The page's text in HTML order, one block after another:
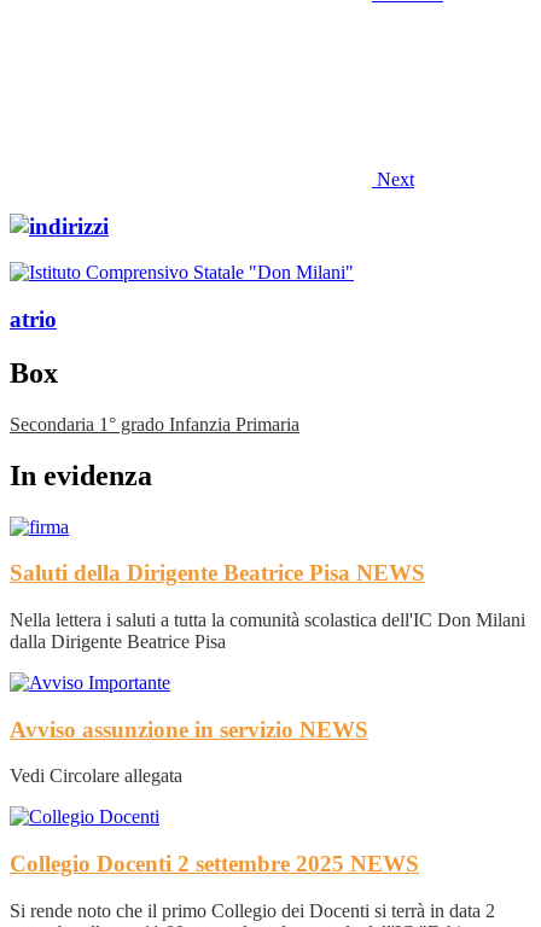
Next
atrio
Box
Secondaria 1° grado Infanzia Primaria
In evidenza
Saluti della Dirigente Beatrice Pisa NEWS
Nella lettera i saluti a tutta la comunità scolastica dell'IC Don Milani
dalla Dirigente Beatrice Pisa
Avviso assunzione in servizio NEWS
Vedi Circolare allegata
Collegio Docenti 2 settembre 2025 NEWS
Si rende noto che il primo Collegio dei Docenti si terrà in data 2